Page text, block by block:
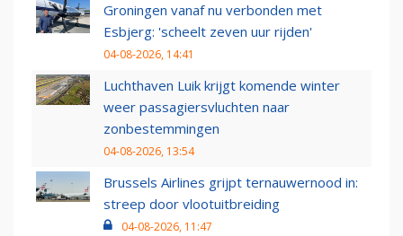
Groningen vanaf nu verbonden met
Esbjerg: 'scheelt zeven uur rijden'
04-08-2026, 14:41
Luchthaven Luik krijgt komende winter
weer passagiersvluchten naar
zonbestemmingen
04-08-2026, 13:54
Brussels Airlines grijpt ternauwernood in:
streep door vlootuitbreiding
04-08-2026, 11:47